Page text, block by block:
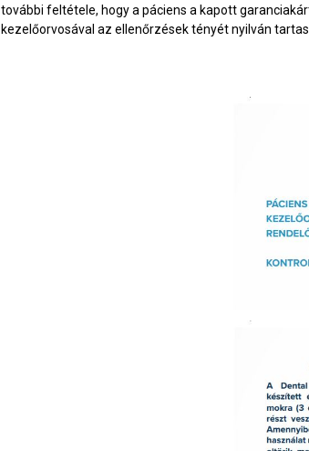
további feltétele, hogy a páciens a kapott
kezelőorvosával az ellenőrzések tényét nyilván